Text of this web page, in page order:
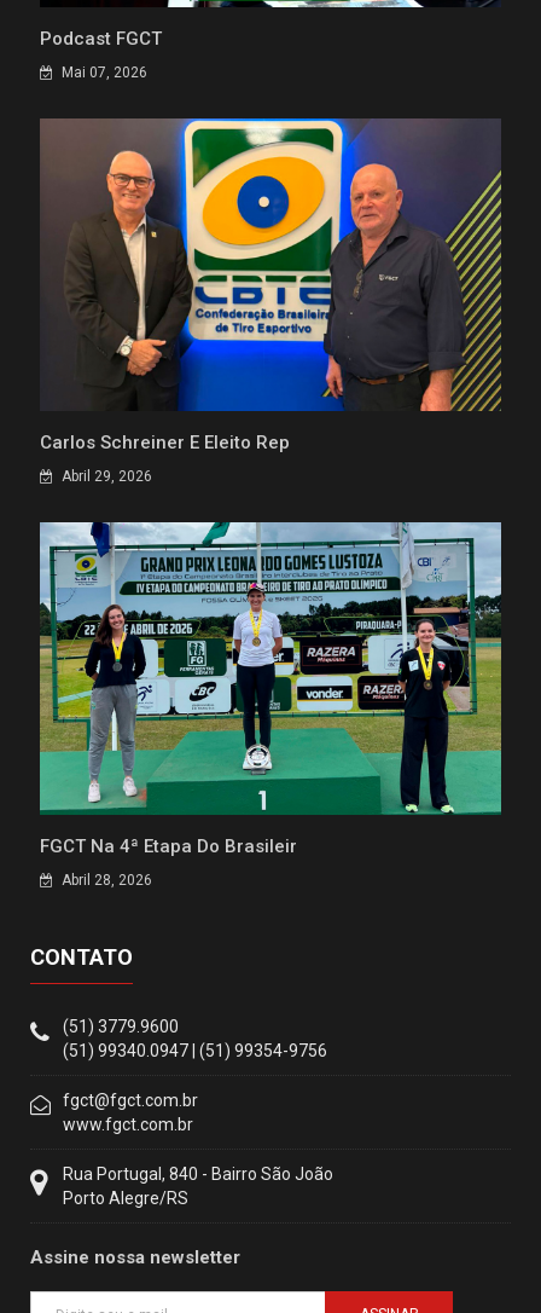
Podcast FGCT
Mai 07, 2026
Carlos Schreiner É Eleito Rep
Abril 29, 2026
FGCT Na 4ª Etapa Do Brasileir
Abril 28, 2026
CONTATO
(51) 3779.9600
(51) 99340.0947 | (51) 99354-9756
fgct@fgct.com.br
www.fgct.com.br
Rua Portugal, 840 - Bairro São João
Porto Alegre/RS
Assine nossa newsletter